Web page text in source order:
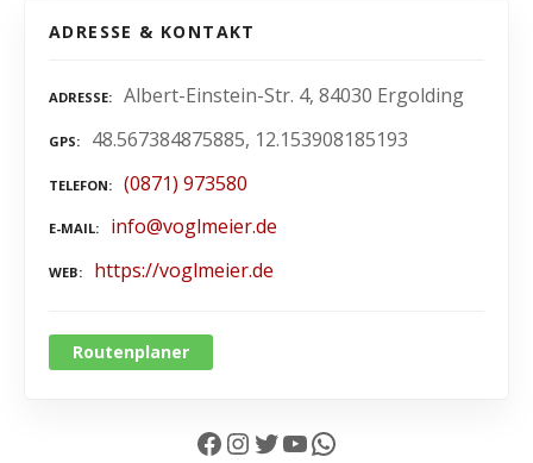
ADRESSE & KONTAKT
ADRESSE Albert-Einstein-Str. 4, 84030 Ergolding
GPS 48.567384875885, 12.153908185193
TELEFON (0871) 973580
E-MAIL info@voglmeier.de
WEB https://voglmeier.de
Routenplaner
Facebook InstagramTwitter YouTube WhatsApp